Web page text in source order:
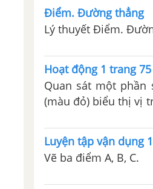
Điểm. Đường thẳng
Lý thuyết Điểm.
Hoạt động 1 trang
Quan sát một phần
(màu đỏ) biểu thị vị
Luyện tập vận dụng
Vẽ ba điểm A, B, C.